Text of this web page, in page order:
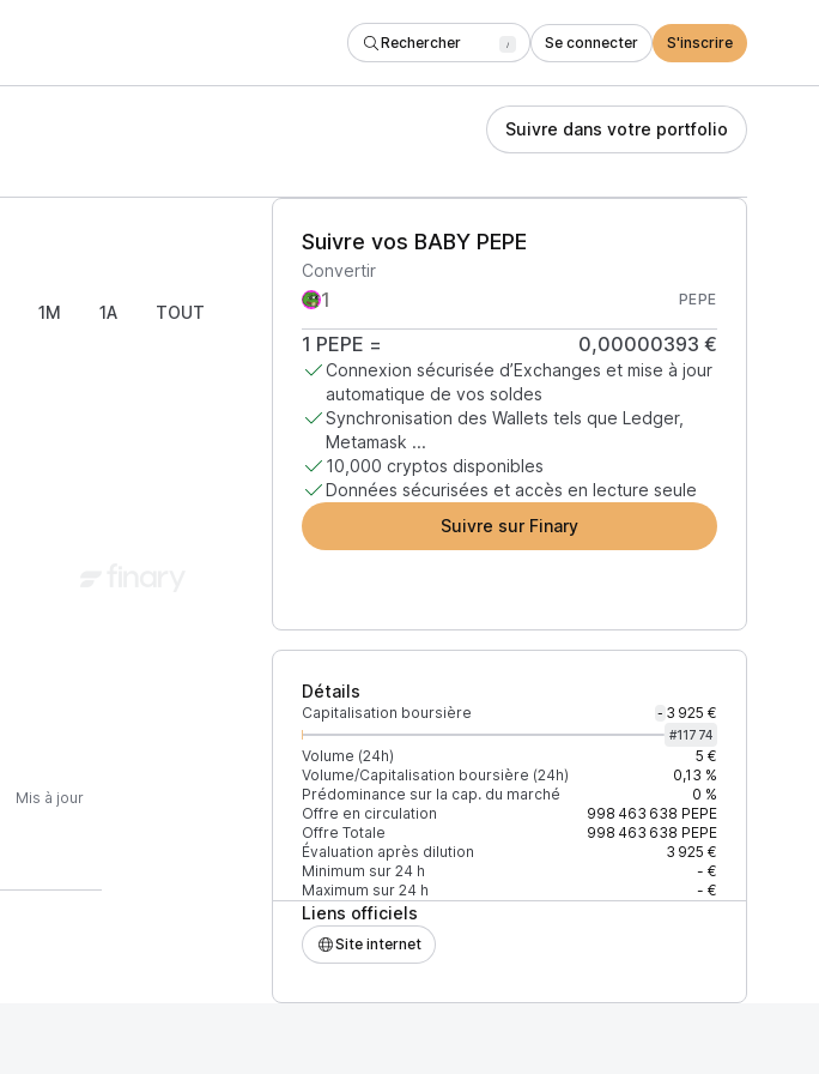
Rechercher / Se connecter S'inscrire
Suivre dans votre portfolio
1M 1A TOUT
Suivre vos BABY PEPE
Convertir
PEPE
1 PEPE = 0,00000393 €
Connexion sécurisée d’Exchanges et mise à jour
automatique de vos soldes
Synchronisation des Wallets tels que Ledger,
Metamask ...
10,000 cryptos disponibles
Données sécurisées et accès en lecture seule
Suivre sur Finary
Détails
Capitalisation boursière - 3 925 €
#11774
Volume (24h)
5 €
Volume/Capitalisation boursière (24h)
0,13 %
Prédominance sur la cap. du marché
0 %
Offre en circulation
998 463 638 PEPE
Offre Totale
998 463 638 PEPE
Évaluation après dilution
3 925 €
Minimum sur 24 h
- €
Maximum sur 24 h
- €
Liens officiels
Site internet
Mis à jour